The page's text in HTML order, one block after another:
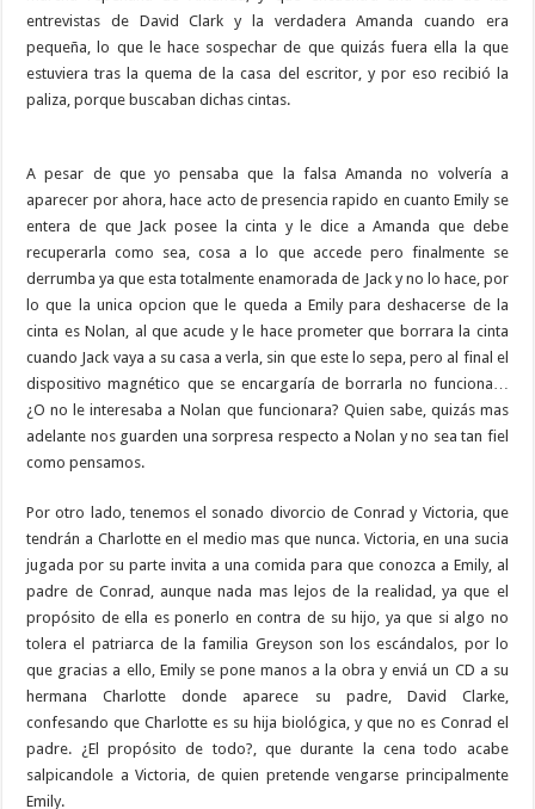
entrevistas de David Clark y la verdadera Amanda cuando era
pequeña, lo que le hace sospechar de que quizás fuera ella la que
estuviera tras la quema de la casa del escritor, y por eso recibió la
paliza, porque buscaban dichas cintas.
A pesar de que yo pensaba que la falsa Amanda no volvería a
aparecer por ahora, hace acto de presencia rapido en cuanto Emily se
entera de que Jack posee la cinta y le dice a Amanda que debe
recuperarla como sea, cosa a lo que accede pero finalmente se
derrumba ya que esta totalmente enamorada de Jack y no lo hace, por
lo que la unica opcion que le queda a Emily para deshacerse de la
cinta es Nolan, al que acude y le hace prometer que borrara la cinta
cuando Jack vaya a su casa a verla, sin que este lo sepa, pero al final el
dispositivo magnético que se encargaría de borrarla no funciona…
¿O no le interesaba a Nolan que funcionara? Quien sabe, quizás mas
adelante nos guarden una sorpresa respecto a Nolan y no sea tan fiel
como pensamos.
Por otro lado, tenemos el sonado divorcio de Conrad y Victoria, que
tendrán a Charlotte en el medio mas que nunca. Victoria, en una sucia
jugada por su parte invita a una comida para que conozca a Emily, al
padre de Conrad, aunque nada mas lejos de la realidad, ya que el
propósito de ella es ponerlo en contra de su hijo, ya que si algo no
tolera el patriarca de la familia Greyson son los escándalos, por lo
que gracias a ello, Emily se pone manos a la obra y enviá un CD a su
hermana Charlotte donde aparece su padre, David Clarke,
confesando que Charlotte es su hija biológica, y que no es Conrad el
padre. ¿El propósito de todo?, que durante la cena todo acabe
salpicandole a Victoria, de quien pretende vengarse principalmente
Emily.